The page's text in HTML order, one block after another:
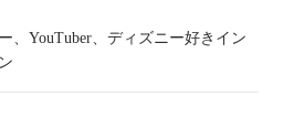
、YouTuber、ディズニー好きイン